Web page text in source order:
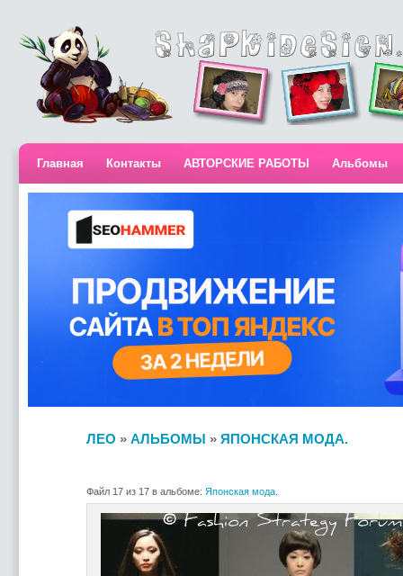
Главная Контакты АВТОРСКИЕ РАБОТЫ Альбомы
ЛЕО » АЛЬБОМЫ » ЯПОНСКАЯ МОДА.
Файл 17 из 17 в альбоме: Японская мода.